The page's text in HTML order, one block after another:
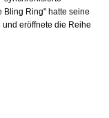
Bling Ring" hatte seine
eröffnete die Reihe